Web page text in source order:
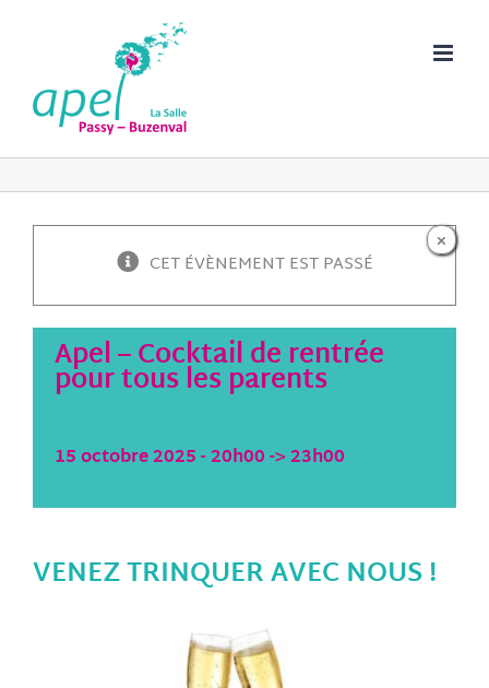
×
CET ÉVÈNEMENT EST PASSÉ
Apel – Cocktail de rentrée
pour tous les parents
15 octobre 2025 - 20h00->23h00
VENEZ TRINQUER AVEC NOUS !